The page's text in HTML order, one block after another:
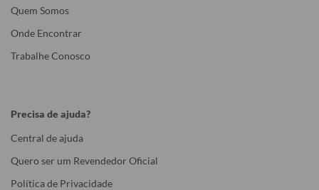
Quem Somos
Onde Encontrar
Trabalhe Conosco
Precisa de ajuda?
Central de ajuda
Quero ser um Revendedor Oficial
Política de Privacidade